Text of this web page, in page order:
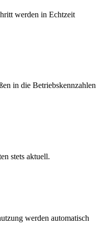
werden in Echtzeit
in die Betriebskennzahlen
stets aktuell.
werden automatisch